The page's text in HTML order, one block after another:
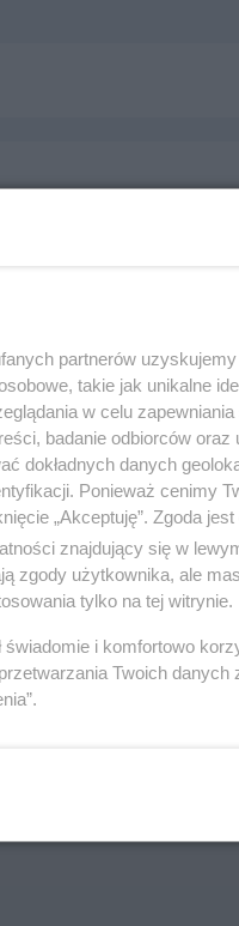
partnerów
takie jak unikalne
w celu
badanie odbiorców oraz
dokładnych danych
Ponieważ cenimy
„Akceptuję”. Zgoda
znajdujący się w
zgody użytkownika, ale
tylko na tej witrynie.
i komfortowo
Twoich danych